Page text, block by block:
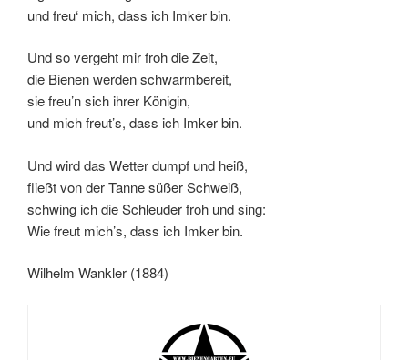
und freu‘ mich, dass ich Imker bin.
Und so vergeht mir froh die Zeit,
die Bienen werden schwarmbereit,
sie freu’n sich ihrer Königin,
und mich freut’s, dass ich Imker bin.
Und wird das Wetter dumpf und heiß,
fließt von der Tanne süßer Schweiß,
schwing ich die Schleuder froh und sing:
Wie freut mich’s, dass ich Imker bin.
Wilhelm Wankler (1884)